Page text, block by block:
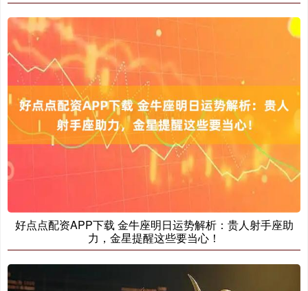
好点点配资APP下载 金牛座明日运势解析：贵人射手座助
力，金星提醒这些要当心！